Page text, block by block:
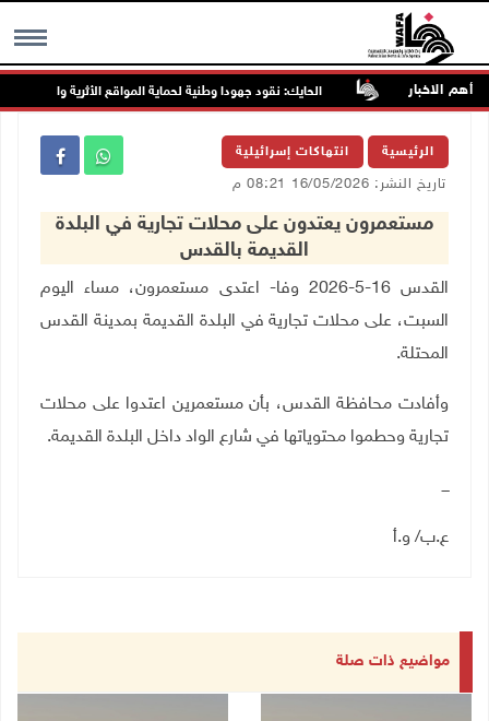
MENU أهم الاخبار
المقبل الحايك: نقود جهودا وطنية لحماية المواقع الأثرية والتاريخية
الرئيسية انتهاكات إسرائيلية
تاريخ النشر: 16/05/2026 08:21 م
مستعمرون يعتدون على محلات تجارية في البلدة
القديمة بالقدس
القدس 16-5-2026 وفا- اعتدى مستعمرون، مساء اليوم
السبت، على محلات تجارية في البلدة القديمة بمدينة القدس
المحتلة.
وأفادت محافظة القدس، بأن مستعمرين اعتدوا على محلات
تجارية وحطموا محتوياتها في شارع الواد داخل البلدة القديمة.
ـــ
ع.ب/ و.أ
مواضيع ذات صلة